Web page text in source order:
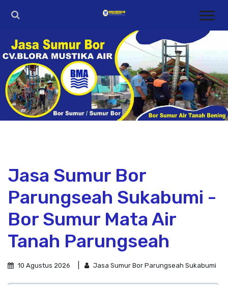
Jasa Sumur Bor
Parungseah Sukabumi -
Bor Sumur Mata Air
Tanah Parungseah
10 Agustus 2026 Jasa Sumur Bor Parungseah Sukabumi